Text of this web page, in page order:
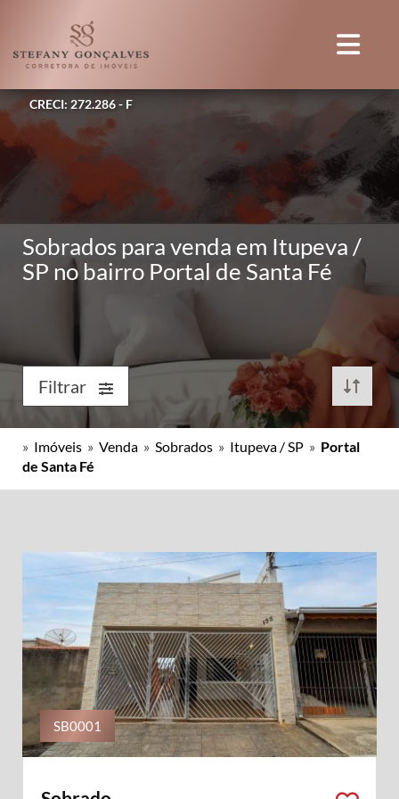
CRECI: 272.286 - F
Sobrados para venda em Itupeva /
SP no bairro Portal de Santa Fé
Filtrar
» Imóveis » Venda » Sobrados » Itupeva / SP » Portal
de Santa Fé
SB0001